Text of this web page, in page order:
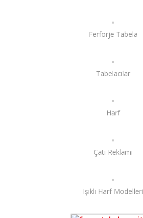
Ferforje Tabela
Tabelacılar
Harf
Çatı Reklamı
Işıklı Harf Modelleri